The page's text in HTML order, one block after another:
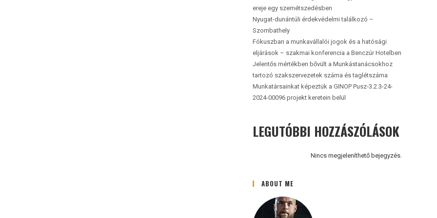
ereje egy szemétszedésben
Nyugat-dunántúli érdekvédelmi találkozó –
Szombathely
Fókuszban a munkavállalói jogok és a hatósági
eljárások – szakmai konferencia a Benczúr Hotelben
Jelentős mértékben bővült a Munkástanácsokhoz
tartozó szakszervezetek száma és taglétszáma
Munkatársainkat képeztük a GINOP Pusz-3.2.3-24-
2024-00096 projekt keretein belül
LEGUTÓBBI HOZZÁSZÓLÁSOK
Nincs megjeleníthető bejegyzés.
ABOUT ME